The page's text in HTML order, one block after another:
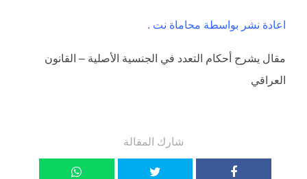
اعادة نشر بواسطة محاماة نت .
مقال يشرح أحكام التعدد في الجنسية الأصلية – القانون
العراقي
شارك المقالة